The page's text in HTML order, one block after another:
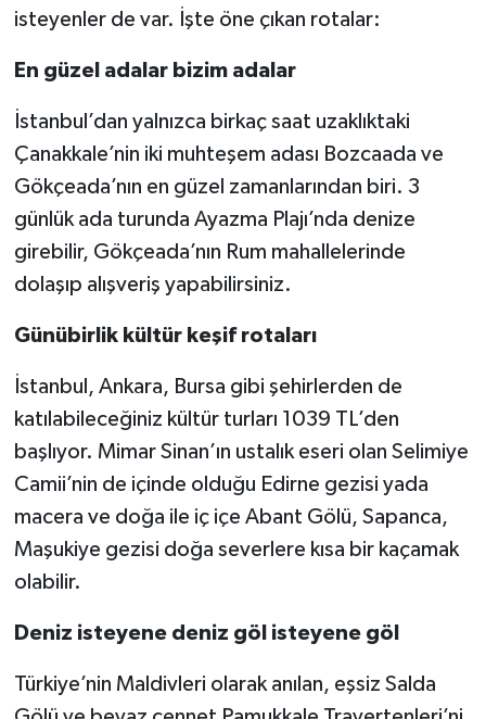
isteyenler de var. İşte öne çıkan rotalar:
En güzel adalar bizim adalar
İstanbul’dan yalnızca birkaç saat uzaklıktaki
Çanakkale’nin iki muhteşem adası Bozcaada ve
Gökçeada’nın en güzel zamanlarından biri. 3
günlük ada turunda Ayazma Plajı’nda denize
girebilir, Gökçeada’nın Rum mahallelerinde
dolaşıp alışveriş yapabilirsiniz.
Günübirlik kültür keşif rotaları
İstanbul, Ankara, Bursa gibi şehirlerden de
katılabileceğiniz kültür turları 1039 TL’den
başlıyor. Mimar Sinan’ın ustalık eseri olan Selimiye
Camii’nin de içinde olduğu Edirne gezisi yada
macera ve doğa ile iç içe Abant Gölü, Sapanca,
Maşukiye gezisi doğa severlere kısa bir kaçamak
olabilir.
Deniz isteyene deniz göl isteyene göl
Türkiye’nin Maldivleri olarak anılan, eşsiz Salda